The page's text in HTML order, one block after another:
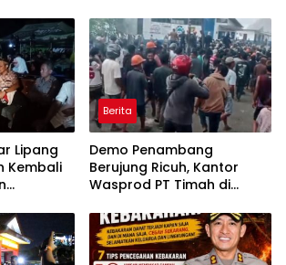
Gratis
dan
Kondusif
Lipang
Kembali
Ternilai”.
Berita
Demo Penambang
Berujung Ricuh, Kantor
Wasprod PT Timah di